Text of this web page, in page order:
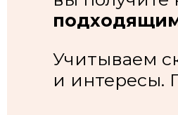
Учитываем
и интересы.